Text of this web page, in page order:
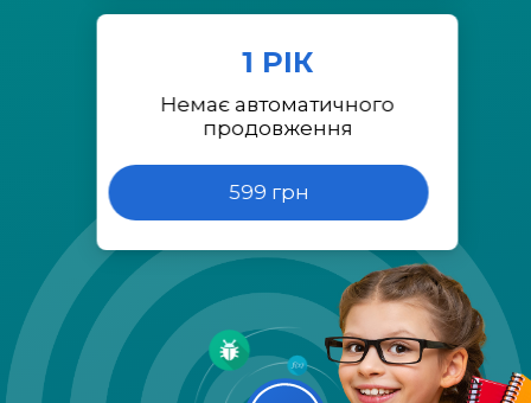
1 РІК
Немає автоматичного
продовження
599 грн